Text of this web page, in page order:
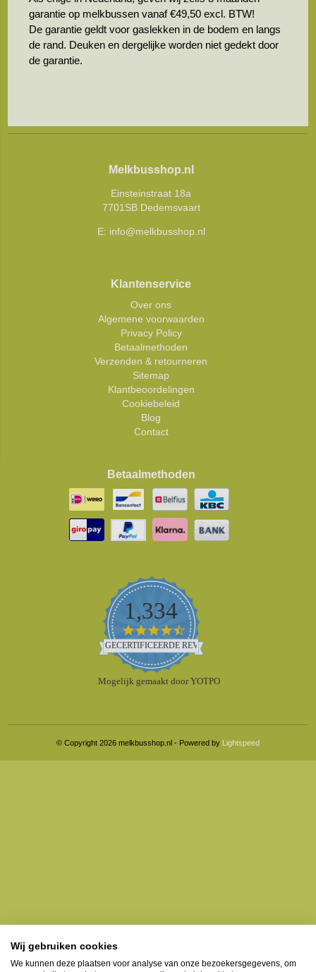
garantie op melkbussen vanaf €49,50 excl. BTW!
De garantie geldt voor gaslekken in de bodem en langs
de rand. Deuken en dergelijke worden niet gedekt door
de garantie.
Melkbusshop.nl
Einsteinstraat 18a
7701SB Dedemsvaart
E: info@melkbusshop.nl
Klantenservice
Over ons
Algemene voorwaarden
Privacy Policy
Betaalmethoden
Verzenden & retourneren
Sitemap
Klantbeoordelingen
Cookiebeleid
Blog
Contact
Betaalmethoden
1,334
4.5
star
rating
GECERTIFICEERDE REVIEWS
Mogelijk gemaakt door YOTPO
© Copyright 2026 melkbusshop.nl - Powered by Lightspeed
Wij gebruiken cookies
We kunnen deze plaatsen voor analyse van onze bezoekersgegevens, om